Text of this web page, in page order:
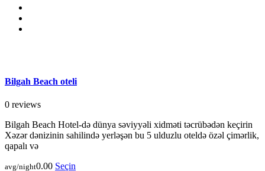
Bilgah Beach oteli
0 reviews
Bilgah Beach Hotel-də dünya səviyyəli xidməti təcrübədən keçirin
Xəzər dənizinin sahilində yerləşən bu 5 ulduzlu oteldə özəl çimərlik,
qapalı və
avg/night0.00 Seçin